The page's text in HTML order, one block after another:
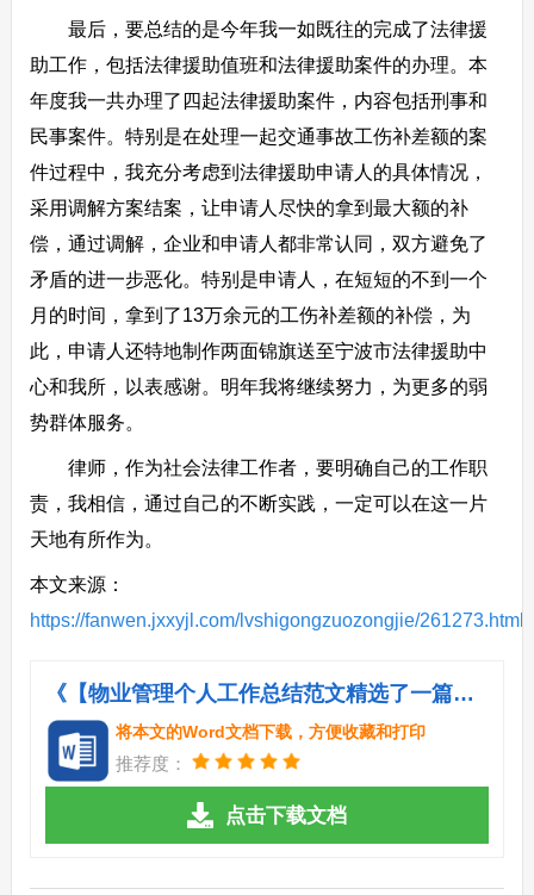
最后，要总结的是今年我一如既往的完成了法律援
助工作，包括法律援助值班和法律援助案件的办理。本
年度我一共办理了四起法律援助案件，内容包括刑事和
民事案件。特别是在处理一起交通事故工伤补差额的案
件过程中，我充分考虑到法律援助申请人的具体情况，
采用调解方案结案，让申请人尽快的拿到最大额的补
偿，通过调解，企业和申请人都非常认同，双方避免了
矛盾的进一步恶化。特别是申请人，在短短的不到一个
月的时间，拿到了13万余元的工伤补差额的补偿，为
此，申请人还特地制作两面锦旗送至宁波市法律援助中
心和我所，以表感谢。明年我将继续努力，为更多的弱
势群体服务。
律师，作为社会法律工作者，要明确自己的工作职
责，我相信，通过自己的不断实践，一定可以在这一片
天地有所作为。
本文来源：
https://fanwen.jxxyjl.com/lvshigongzuozongjie/261273.html
《【物业管理个人工作总结范文精选了一篇】精选律师个人工作总结范文.doc》
将本文的Word文档下载，方便收藏和打印
推荐度：
点击下载文档